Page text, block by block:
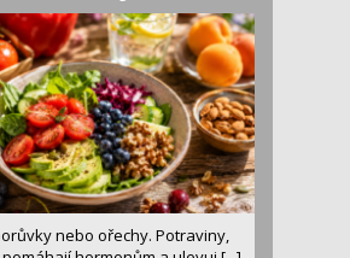
nebo ořechy. Potraviny,